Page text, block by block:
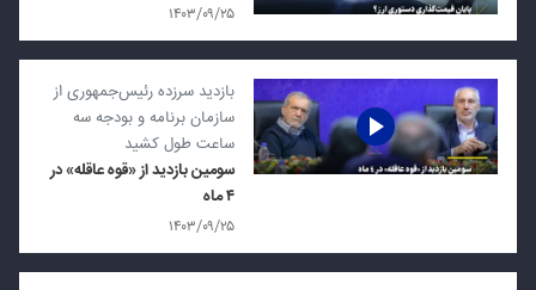
۱۴۰۳/۰۹/۲۵
بازدید سرزده رئیس‌جمهوری از
سازمان برنامه و بودجه سه
ساعت طول کشید
سومین بازدید از «قوه عاقله» در
۴ ماه
۱۴۰۳/۰۹/۲۵